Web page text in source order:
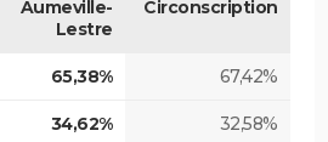
Aumeville-
Lestre
Circonscription
65,38% 67,42%
34,62% 32,58%